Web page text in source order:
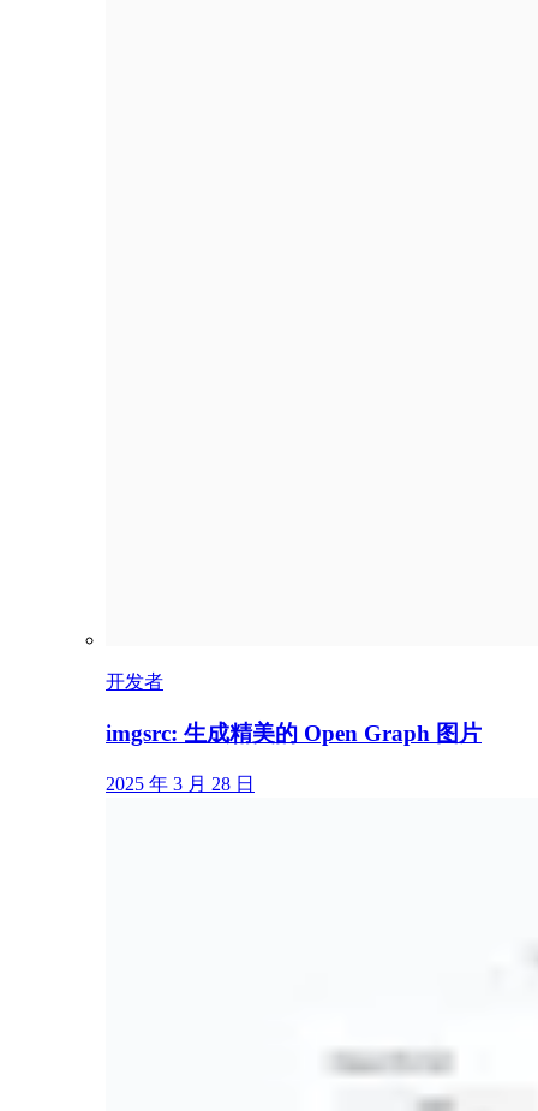
开发者
imgsrc: 生成精美的 Open Graph 图片
2025 年 3 月 28 日